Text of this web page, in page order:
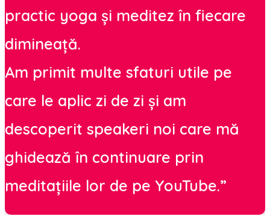
practic yoga și meditez în fiecare
dimineață.
Am primit multe sfaturi utile pe
care le aplic zi de zi și am
descoperit speakeri noi care mă
ghidează în continuare prin
meditațiile lor de pe YouTube.”